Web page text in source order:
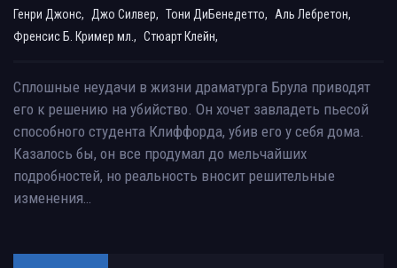
Генри Джонс,
Джо Силвер, Тони ДиБенедетто,
Аль Лебретон,
Френсис Б. Кример мл., Стюарт Клейн,
Сплошные неудачи в жизни драматурга Брула приводят
его к решению на убийство. Он хочет завладеть пьесой
способного студента Клиффорда, убив его у себя дома.
Казалось бы, он все продумал до мельчайших
подробностей, но реальность вносит решительные
изменения…